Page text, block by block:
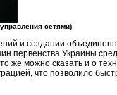
сетями)
и создании
первенства Украины
можно сказать и о
что позволило